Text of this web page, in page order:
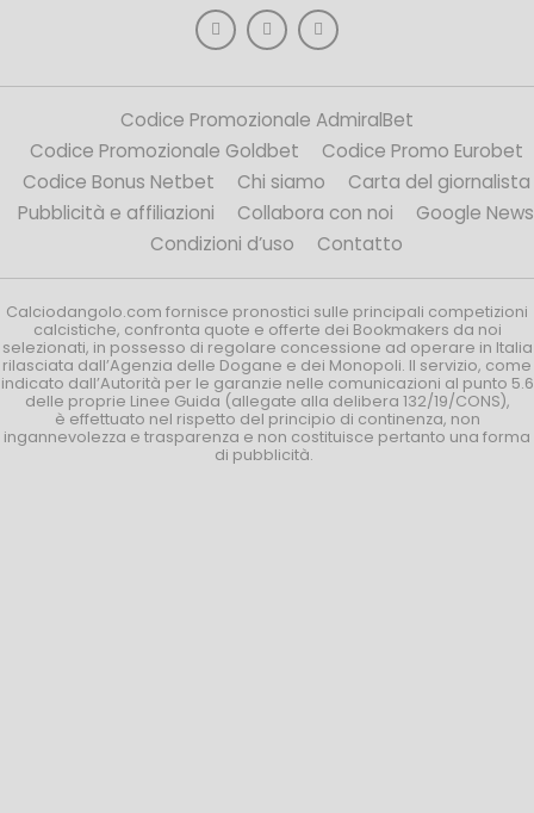
Codice Promozionale AdmiralBet
Codice Promozionale Goldbet
Codice Promo Eurobet
Codice Bonus Netbet
Chi siamo
Carta del giornalista
Pubblicità e affiliazioni
Collabora con noi
Google News
Condizioni d’uso
Contatto
Calciodangolo.com fornisce pronostici sulle principali competizioni
calcistiche, confronta quote e offerte dei Bookmakers da noi
selezionati, in possesso di regolare concessione ad operare in Italia
rilasciata dall’Agenzia delle Dogane e dei Monopoli. Il servizio, come
indicato dall’Autorità per le garanzie nelle comunicazioni al punto 5.6
delle proprie Linee Guida (allegate alla delibera 132/19/CONS),
è effettuato nel rispetto del principio di continenza, non
ingannevolezza e trasparenza e non costituisce pertanto una forma
di pubblicità.